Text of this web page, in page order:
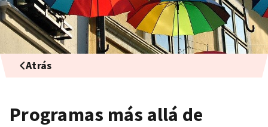
Atrás
Programas más allá de